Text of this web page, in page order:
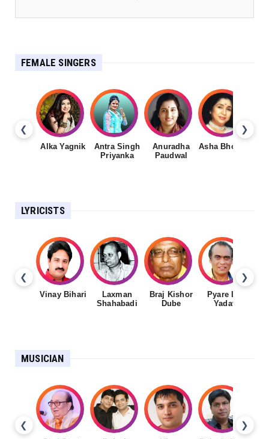
FEMALE SINGERS
❮ ❯
Alka Yagnik
Antra Singh
Priyanka
Anuradha
Paudwal
Asha Bhosale
LYRICISTS
❮ ❯
Vinay Bihari
Laxman
Shahabadi
Braj Kishor
Dube
Pyare Lal
Yadav
MUSICIAN
❮ ❯